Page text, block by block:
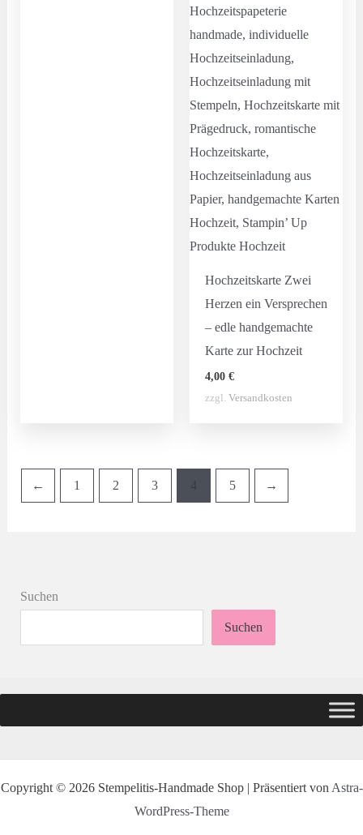
Hochzeitskarte Zwei
Herzen ein Versprechen
– edle handgemachte
Karte zur Hochzeit
4,00€
zzgl.Versandkosten
← 1 2 3 4 5 →
Suchen
Suchen
Copyright © 2026 Stempelitis-Handmade Shop | Präsentiert vonAstra-
WordPress-Theme